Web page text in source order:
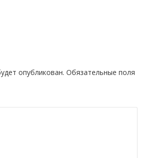
опубликован. Обязательные поля